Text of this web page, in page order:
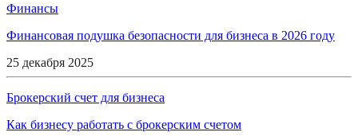
Финансы
Финансовая подушка безопасности для бизнеса в 2026 году
25 декабря 2025
Брокерский счет для бизнеса
Как бизнесу работать с брокерским счетом